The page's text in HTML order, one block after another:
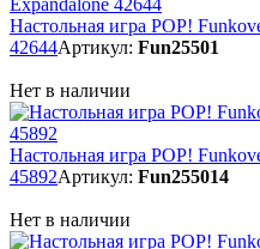
Настольная игра POP!
42644Артикул: Fun25501
Нет в наличии
Настольная игра POP!
45892Артикул: Fun255014
Нет в наличии